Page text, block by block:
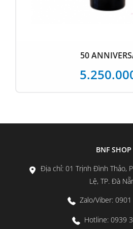
50
BNF SHOP
Địa chỉ: 01 Trịnh Đình Thảo,
Lệ, TP. Đà
Zalo/Viber:
Hotline: 0939